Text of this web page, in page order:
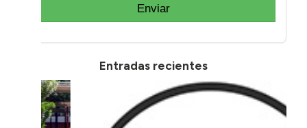
Enviar
Entradas recientes